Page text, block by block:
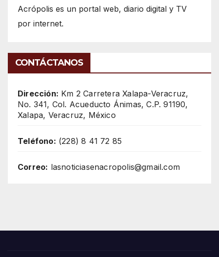
Acrópolis es un portal web, diario digital y TV
por internet.
CONTÁCTANOS
Dirección: Km 2 Carretera Xalapa-Veracruz,
No. 341, Col. Acueducto Ánimas, C.P. 91190,
Xalapa, Veracruz, México
Teléfono: (228) 8 41 72 85
Correo: lasnoticiasenacropolis@gmail.com